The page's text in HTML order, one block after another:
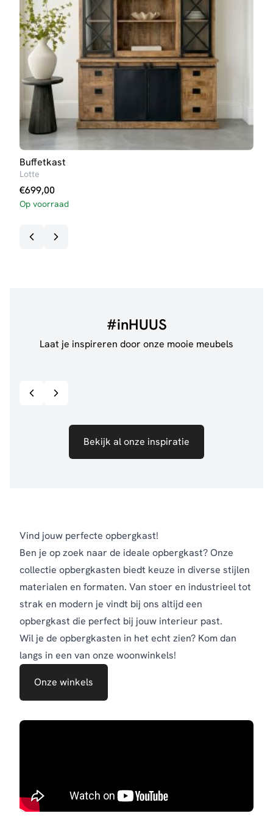
Buffetkast
Lotte
€699,00
Op voorraad
#inHUUS
Laat je inspireren door onze mooie meubels
Bekijk al onze inspiratie
Vind jouw perfecte opbergkast!
Ben je op zoek naar de ideale opbergkast? Onze
collectie opbergkasten biedt keuze in diverse stijlen
materialen en formaten. Van stoer en industrieel tot
strak en modern je vindt bij ons altijd een
opbergkast die perfect bij jouw interieur past.
Wil je de opbergkasten in het echt zien? Kom dan
langs in een van onze woonwinkels!
Onze winkels